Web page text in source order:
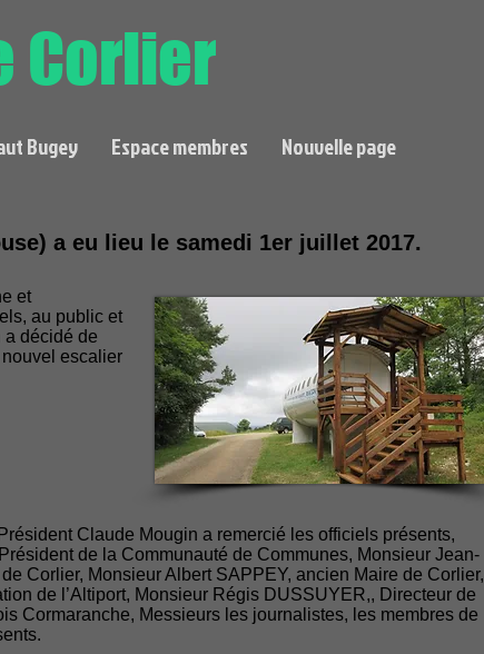
Corlier
Bugey Espace membres Nouvelle page
a eu lieu le samedi 1er juillet 2017.
et
au public et
a décidé de
escalier
Claude Mougin a remercié les officiels présents,
de la Communauté de Communes, Monsieur Jean-
Corlier, Monsieur Albert SAPPEY, ancien Maire de Corlier,
de l’Altiport, Monsieur Régis DUSSUYER,, Directeur de
Cormaranche, Messieurs les journalistes, les membres de